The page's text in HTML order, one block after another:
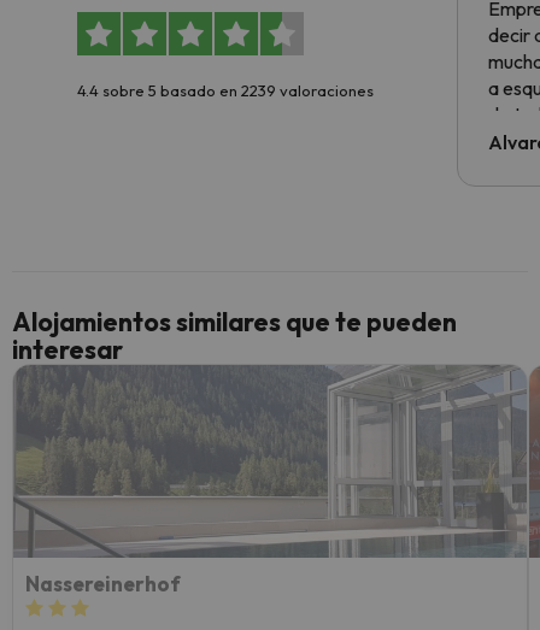
4.4 sobre 5 basado en 2239 valoraciones
decir
a
de
al
culpa
yo.
Alojamientos similares que te pueden
interesar
Nassereinerhof